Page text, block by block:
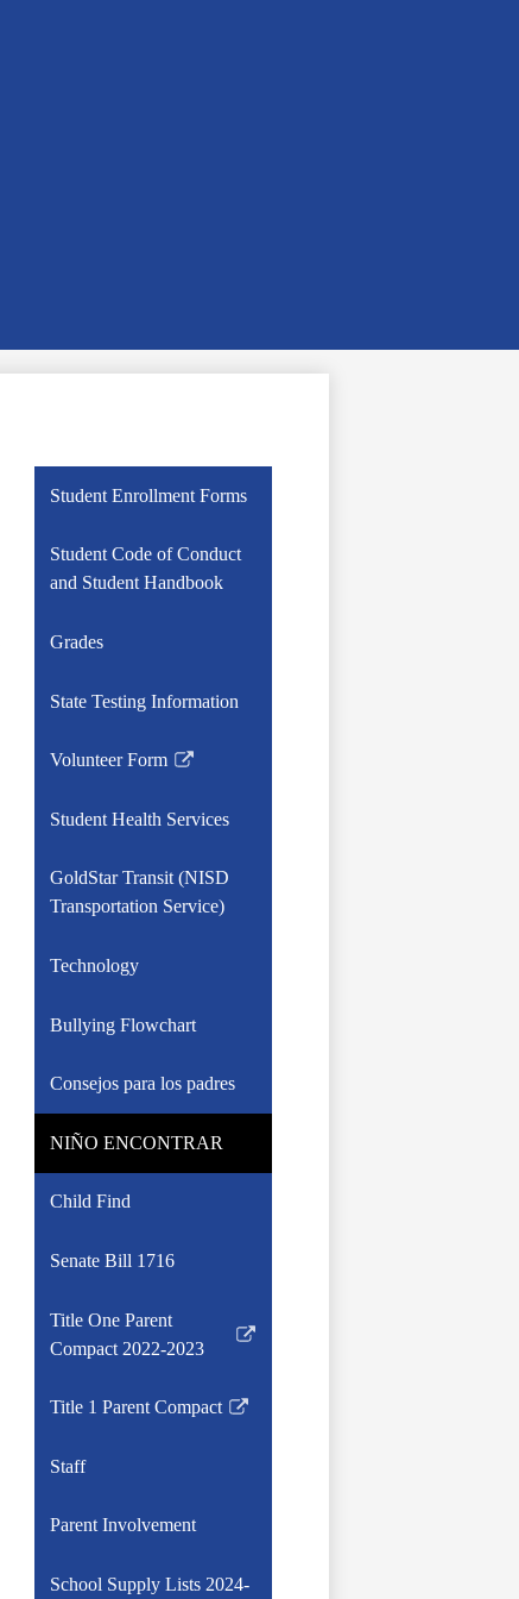
Student Enrollment Forms
Student Code of Conduct
and Student Handbook
Grades
State Testing Information
Volunteer Form
Link
in
new
window
Student Health Services
GoldStar Transit (NISD
Transportation Service)
Technology
Bullying Flowchart
Consejos para los padres
NIÑO ENCONTRAR
Child Find
Senate Bill 1716
Title One Parent
Compact 2022-2023
Link
in
new
Title 1 Parent Compact
Link
in
new
Staff
Parent Involvement
School Supply Lists 2024-